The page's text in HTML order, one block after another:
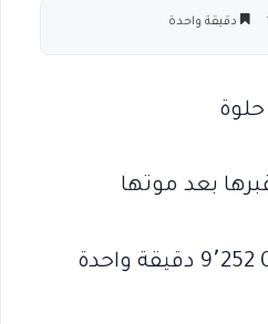
دقيقة واحدة
حلوة
بعد موتها